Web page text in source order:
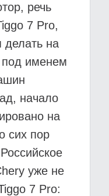
речь
7 Pro,
делать на
под именем
начало
на
сих пор
уже не
7 Pro: